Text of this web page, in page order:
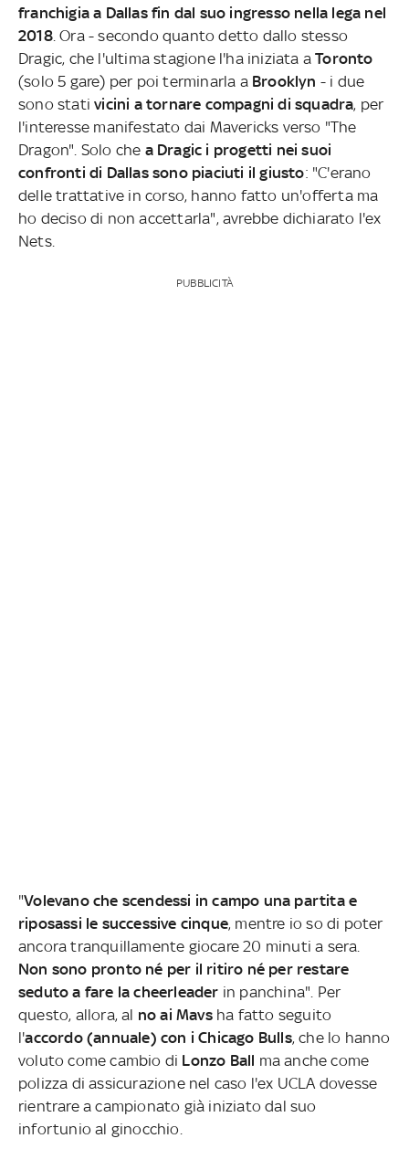
franchigia a Dallas fin dal suo ingresso nella lega nel
2018. Ora - secondo quanto detto dallo stesso
Dragic, che l'ultima stagione l'ha iniziata aToronto
(solo 5 gare) per poi terminarla a Brooklyn - i due
sono stati vicini a tornare compagni di squadra, per
l'interesse manifestato dai Mavericks verso "The
Dragon". Solo che a Dragic i progetti nei suoi
confronti di Dallas sono piaciuti il giusto: "C'erano
delle trattative in corso, hanno fatto un'offerta ma
ho deciso di non accettarla", avrebbe dichiarato l'ex
Nets.
PUBBLICITÀ
"Volevano che scendessi in campo una partita e
riposassi le successive cinque, mentre io so di poter
ancora tranquillamente giocare 20 minuti a sera.
Non sono pronto né per il ritiro né per restare
seduto a fare la cheerleader in panchina". Per
questo, allora, al no ai Mavsha fatto seguito
l'accordo (annuale) con i Chicago Bulls, che lo hanno
voluto come cambio di Lonzo Ball ma anche come
polizza di assicurazione nel caso l'ex UCLA dovesse
rientrare a campionato già iniziato dal suo
infortunio al ginocchio.